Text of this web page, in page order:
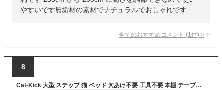
やすいです無垢材の素材でナチュラルでおしゃれです
全てのおすすめコメント (1 件) >
8
Cat-Kick 大型 ステップ 猫 ベッド 穴あけ不要 工具不要 本棚 テーブル 棚 猫用ステップ キャットステップ キャットウォーク 取り付け簡単 省スペース 賃貸 壁 キャットタワー 猫用品 30x55x15cm 15kgまで